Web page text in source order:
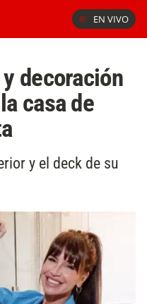
EN VIVO
decoración
casa de
y el deck de su